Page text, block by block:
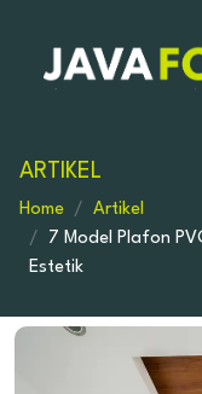
ARTIKEL
Home
Artikel
7 Model Plafon
Estetik